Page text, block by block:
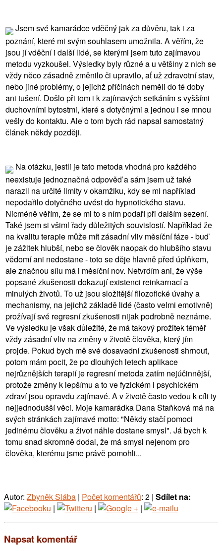
Jsem své kamarádce vděčný jak za důvěru, tak i za
poznání, které mi svým souhlasem umožnila. A věřím, že
jsou jí vděční i další lidé, se kterými jsem tuto zajímavou
metodu vyzkoušel. Výsledky byly různé a u většiny z nich se
vždy něco zásadně změnilo či upravilo, ať už zdravotní stav,
nebo jiné problémy, o jejichž příčinách neměli do té doby
ani tušení. Došlo při tom i k zajímavých setkáním s vyššími
duchovními bytostmi, které s dotyčnými a jednou i se mnou
vešly do kontaktu. Ale o tom bych rád napsal samostatný
článek někdy později.
Na otázku, jestli je tato metoda vhodná pro každého
neexistuje jednoznačná odpověď a sám jsem už také
narazil na určité limity v okamžiku, kdy se mi například
nepodařilo dotyčného uvést do hypnotického stavu.
Nicméně věřím, že se mi to s ním podaří při dalším sezení.
Také jsem si všiml řady důležitých souvislostí. Například že
na kvalitu terapie může mít zásadní vliv měsíční fáze - buď
je zážitek hlubší, nebo se člověk naopak do hlubšího stavu
vědomí ani nedostane - toto se děje hlavně před úplňkem,
ale značnou sílu má i měsíční nov. Netvrdím ani, že výše
popsané zkušenosti dokazují existenci reinkarnací a
minulých životů. To už jsou složitější filozofické úvahy a
mechanismy, na jejichž základě lidé (často velmi emotivně)
prožívají své regresní zkušenosti nijak podrobně neznáme.
Ve výsledku je však důležité, že má takový prožitek téměř
vždy zásadní vliv na změny v životě člověka, který jím
projde. Pokud bych mě své dosavadní zkušenosti shrnout,
potom mám pocit, že po dlouhých letech aplikace
nejrůznějších terapií je regresní metoda zatím nejúčinnější,
protože změny k lepšímu a to ve fyzickém i psychickém
zdraví jsou opravdu zajímavé. A v životě často vedou k cíli ty
nejjednodušší věci. Moje kamarádka Dana Staňková má na
svých stránkách zajímavé motto: "Někdy stačí pomoci
jedinému člověku a život náhle dostane smysl". Já bych k
tomu snad skromně dodal, že má smysl nejenom pro
člověka, kterému jsme právě pomohli...
Autor: Zbyněk Slába | Počet komentářů: 2 | Sdílet na:
|
| |
Napsat komentář